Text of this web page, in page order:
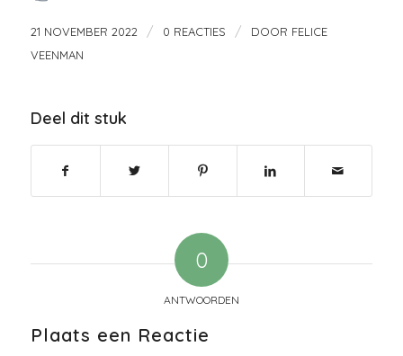
21 NOVEMBER 2022 / 0 REACTIES / DOOR FELICE
VEENMAN
Deel dit stuk
0
ANTWOORDEN
Plaats een Reactie